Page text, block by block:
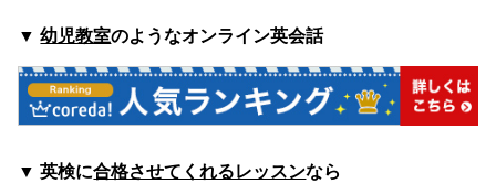
▼幼児教室のようなオンライン英会話
▼ 英検に合格させてくれるレッスンなら